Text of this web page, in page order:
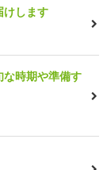
けします
時期や準備す